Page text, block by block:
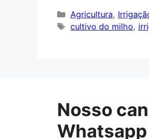
Categorias
Agricultura,
Tags
cultivo do milho,
Nosso
Whatsapp